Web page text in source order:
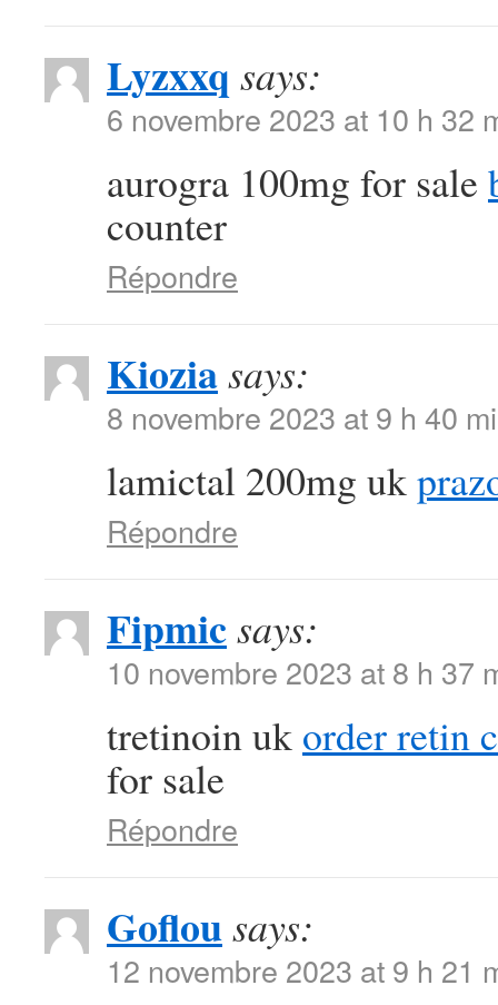
Lyzxxq says:
6 novembre 2023 at 10 h 32
aurogra 100mg for sale
counter
Répondre
Kioziasays:
8 novembre 2023 at 9 h 40
lamictal 200mg uk
Répondre
Fipmicsays:
10 novembre 2023 at 8 h 37
tretinoin uk order retin
for sale
Répondre
Goflousays:
12 novembre 2023 at 9 h 21